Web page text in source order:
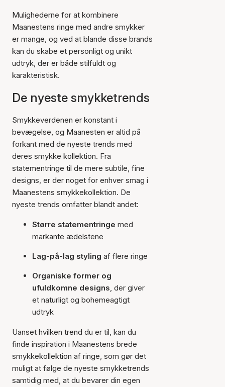
Mulighederne for at kombinere
Maanestens ringe med andre smykker
er mange, og ved at blande disse brands
kan du skabe et personligt og unikt
udtryk, der er både stilfuldt og
karakteristisk.
De nyeste smykketrends
Smykkeverdenen er konstant i
bevægelse, og Maanesten er altid på
forkant med de nyeste trends med
deres smykke kollektion. Fra
statementringe til de mere subtile, fine
designs, er der noget for enhver smag i
Maanestens smykkekollektion. De
nyeste trends omfatter blandt andet:
Større statementringe med
markante ædelstene
Lag-på-lag styling af flere ringe
Organiske former og
ufuldkomne designs, der giver
et naturligt og bohemeagtigt
udtryk
Uanset hvilken trend du er til, kan du
finde inspiration i Maanestens brede
smykkekollektion af ringe, som gør det
muligt at følge de nyeste smykketrends
samtidig med, at du bevarer din egen